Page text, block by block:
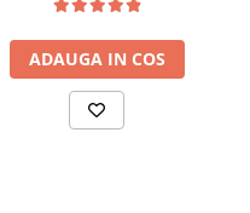
ADAUGA IN COS